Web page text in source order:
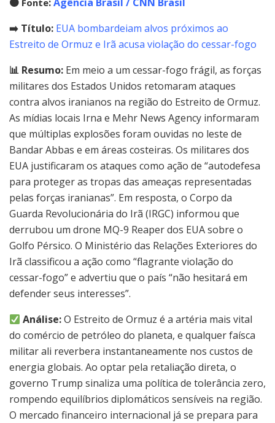
Fonte
➡️ Título: EUA bombardeiam alvos próximos ao
Estreito de Ormuz e Irã acusa violação do cessar-fogo
📊 Resumo: Em meio a um cessar-fogo frágil, as forças
militares dos Estados Unidos retomaram ataques
contra alvos iranianos na região do Estreito de Ormuz.
As mídias locais Irna e Mehr News Agency informaram
que múltiplas explosões foram ouvidas no leste de
Bandar Abbas e em áreas costeiras. Os militares dos
EUA justificaram os ataques como ação de “autodefesa
para proteger as tropas das ameaças representadas
pelas forças iranianas”. Em resposta, o Corpo da
Guarda Revolucionária do Irã (IRGC) informou que
derrubou um drone MQ-9 Reaper dos EUA sobre o
Golfo Pérsico. O Ministério das Relações Exteriores do
Irã classificou a ação como “flagrante violação do
cessar-fogo” e advertiu que o país “não hesitará em
defender seus interesses”.
Análise:O Estreito de Ormuz é a artéria mais vital
do comércio de petróleo do planeta, e qualquer faísca
militar ali reverbera instantaneamente nos custos de
energia globais. Ao optar pela retaliação direta, o
governo Trump sinaliza uma política de tolerância zero,
rompendo equilíbrios diplomáticos sensíveis na região.
O mercado financeiro internacional já se prepara para